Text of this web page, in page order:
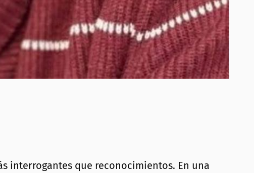
interrogantes que reconocimientos. En una